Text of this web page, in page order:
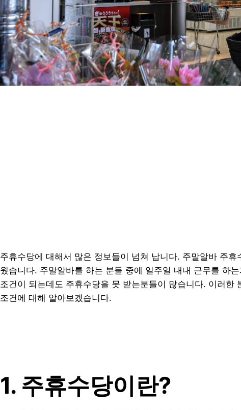
주휴수당에 대해서 많은 정보들이 넘쳐 납니다. 주말알바 주
웠습니다. 주말알바를 하는 분들 중에 일주일 내내 근무를 하
조건이 되는데도 주휴수당을 못 받는분들이 많습니다. 이러한
조건에 대해 알아보겠습니다.
1. 주휴수당이란?